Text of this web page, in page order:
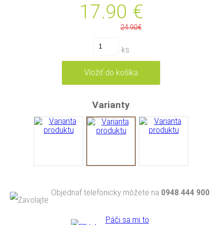
17.90 €
24.90€
ks
Varianty
Objednať telefonicky môžete na 0948 444 900
Páči sa mi to